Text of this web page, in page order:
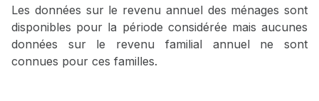
Les données sur le revenu annuel des ménages sont
disponibles pour la période considérée mais aucunes
données sur le revenu familial annuel ne sont
connues pour ces familles.